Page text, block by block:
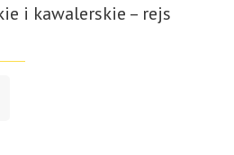
i kawalerskie – rejs